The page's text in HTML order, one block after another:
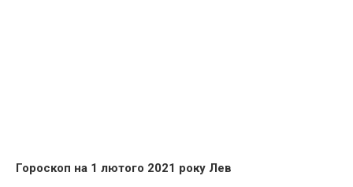
Гороскоп на 1 лютого 2021 року Лев